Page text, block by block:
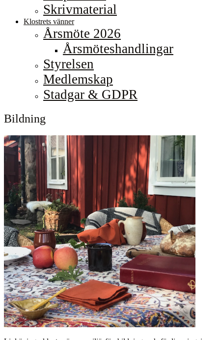
Skrivmaterial
Klostrets vänner
Årsmöte 2026
Årsmöteshandlingar
Styrelsen
Medlemskap
Stadgar & GDPR
Bildning